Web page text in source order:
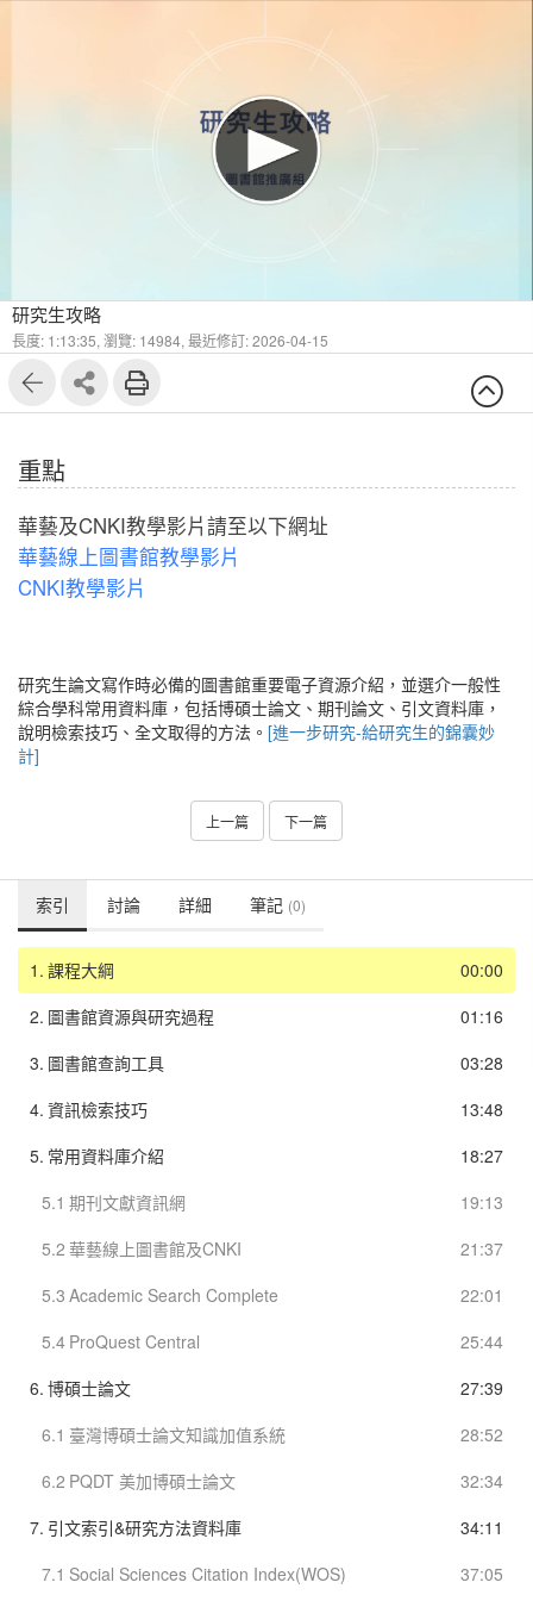
研究生攻略
長度: 1:13:35, 瀏覽: 14984, 最近修訂: 2026-04-15
重點
華藝及CNKI教學影片請至以下網址
華藝線上圖書館教學影片
CNKI教學影片
研究生論文寫作時必備的圖書館重要電子資源介紹，並選介一般性
綜合學科常用資料庫，包括博碩士論文、期刊論文、引文資料庫，
說明檢索技巧、全文取得的方法。 [進一步研究-給研究生的錦囊妙
計]
上一篇 下一篇
索引 討論 詳細 筆記 (0)
00:00
1. 課程大綱
01:16
2. 圖書館資源與研究過程
03:28
3. 圖書館查詢工具
13:48
4. 資訊檢索技巧
18:27
5. 常用資料庫介紹
19:13
5.1 期刊文獻資訊網
21:37
5.2 華藝線上圖書館及CNKI
22:01
5.3 Academic Search Complete
25:44
5.4 ProQuest Central
27:39
6. 博碩士論文
28:52
6.1 臺灣博碩士論文知識加值系統
32:34
6.2 PQDT 美加博碩士論文
34:11
7. 引文索引&研究方法資料庫
37:05
7.1 Social Sciences Citation Index(WOS)